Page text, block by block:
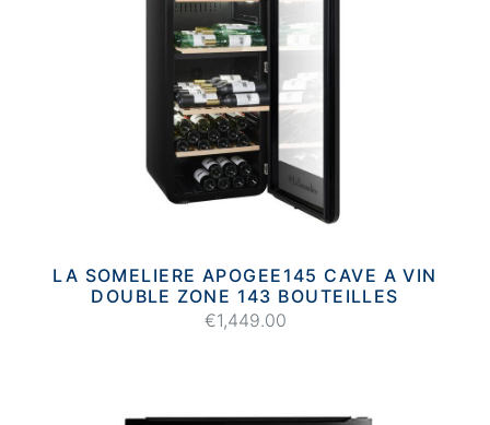
LA SOMELIERE APOGEE145 CAVE A VIN
DOUBLE ZONE 143 BOUTEILLES
€1,449.00